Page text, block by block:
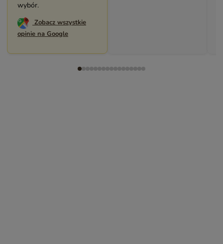
wybór.
Zobacz wszystkie
opinie na Google